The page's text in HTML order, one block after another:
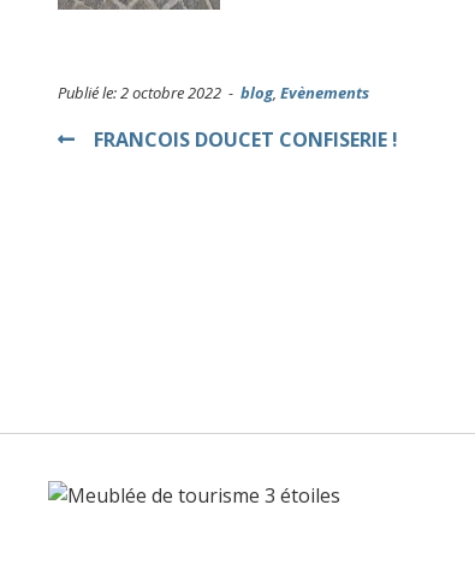
Publié le: 2 octobre 2022 - blog, Evènements
Navigation
FRANCOIS DOUCET CONFISERIE !